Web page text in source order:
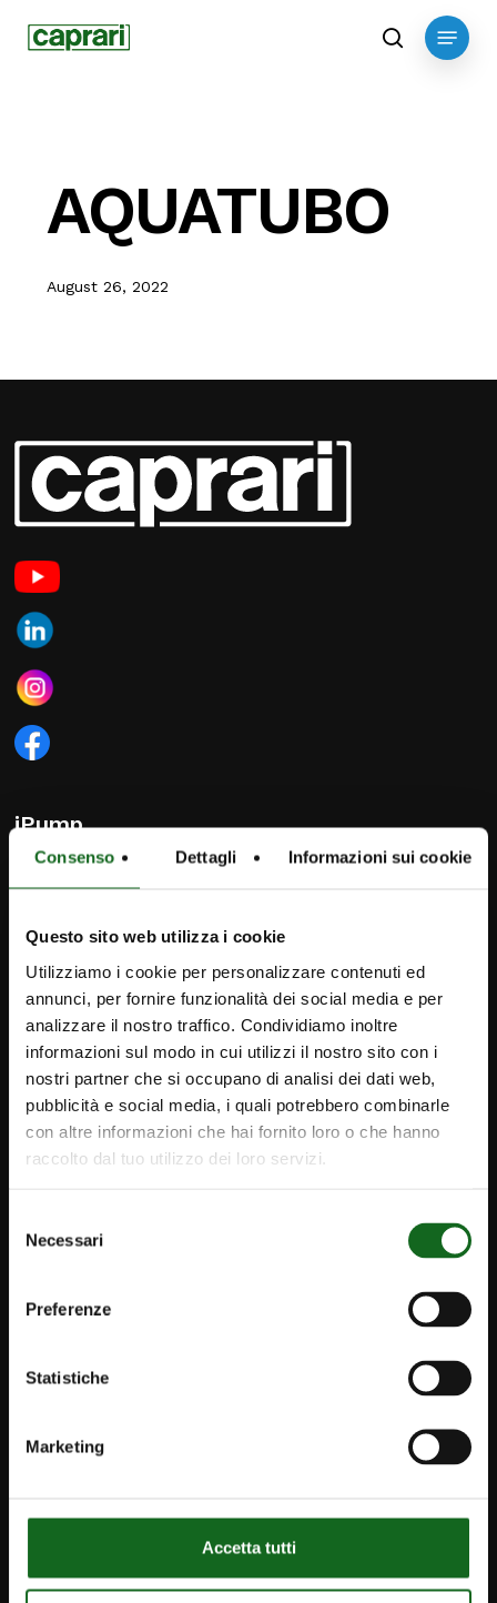
Consenso Dettagli Informazioni sui cookie
Questo sito web utilizza i cookie
Utilizziamo i cookie per personalizzare contenuti ed
annunci, per fornire funzionalità dei social media e per
analizzare il nostro traffico. Condividiamo inoltre
informazioni sul modo in cui utilizzi il nostro sito con i
nostri partner che si occupano di analisi dei dati web,
pubblicità e social media, i quali potrebbero combinarle
con altre informazioni che hai fornito loro o che hanno
raccolto dal tuo utilizzo dei loro servizi.
delNecessari
Preferenze
Statistiche
Marketing
Accetta tutti
search
Menu
AQUATUBO
August 26, 2022
iPump
Newsletter
info@calpedaireland.com
Caprari Pumps IE
PRODUCTS
SOLUTIONS
Aqueducts and wastewater management
Infrastructure
Firefighting Applications
INNOVATION
DISTRIBUTION AND SERVICE
Distribution and Service